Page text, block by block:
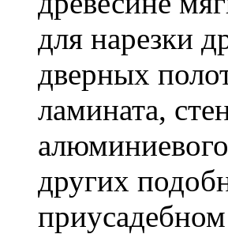
для нарезки
дверных
ламината,
других
приусадебном